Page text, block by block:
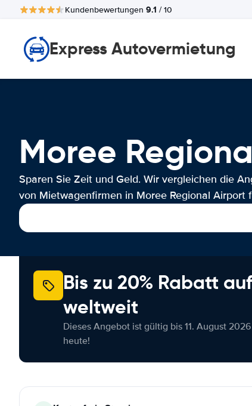
Kundenbewertungen 9.1 / 10
Express Autovermietung
Moree
Sparen Sie Zeit und Geld. Wir vergleichen die
von Mietwagenfirmen in Moree Regional Airport
Bis zu 20% Rabatt
weltweit
Dieses Angebot ist gültig bis 11. August
heute!